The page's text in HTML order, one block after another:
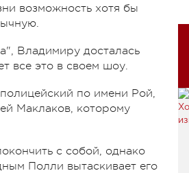
возможность хотя бы
Владимиру досталась
все это в своем шоу.
по имени Рой,
Маклаков, которому
с собой, однако
Полли вытаскивает его